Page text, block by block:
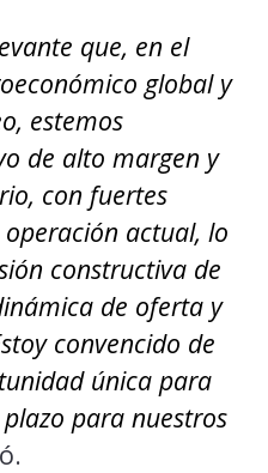
que, en el
global y
estemos
de alto margen y
con fuertes
actual, lo
constructiva de
de oferta y
convencido de
única para
para nuestros